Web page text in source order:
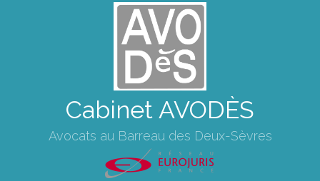
Cabinet AVODÈS
Avocats au Barreau des Deux-Sèvres